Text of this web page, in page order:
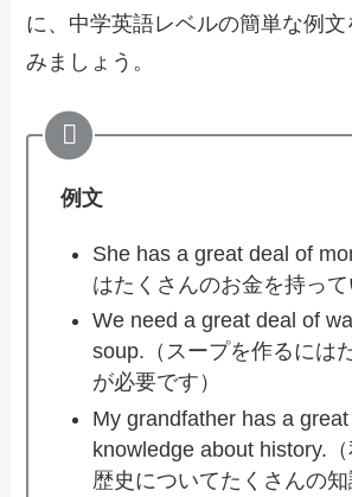
に、中学英語レベルの簡単な例
みましょう。
例文
She has a great deal of
はたくさんのお金を持って
We need a great deal of
soup.（スープを作るには
が必要です）
My grandfather has a
knowledge about history.
歴史についてたくさんの